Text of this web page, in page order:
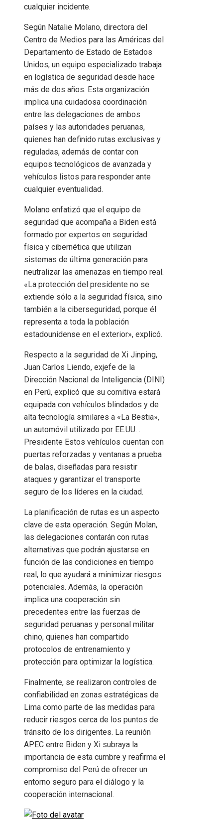
cualquier incidente.
Según Natalie Molano, directora del
Centro de Medios para las Américas del
Departamento de Estado de Estados
Unidos, un equipo especializado trabaja
en logística de seguridad desde hace
más de dos años. Esta organización
implica una cuidadosa coordinación
entre las delegaciones de ambos
países y las autoridades peruanas,
quienes han definido rutas exclusivas y
reguladas, además de contar con
equipos tecnológicos de avanzada y
vehículos listos para responder ante
cualquier eventualidad.
Molano enfatizó que el equipo de
seguridad que acompaña a Biden está
formado por expertos en seguridad
física y cibernética que utilizan
sistemas de última generación para
neutralizar las amenazas en tiempo real.
«La protección del presidente no se
extiende sólo a la seguridad física, sino
también a la ciberseguridad, porque él
representa a toda la población
estadounidense en el exterior», explicó.
Respecto a la seguridad de Xi Jinping,
Juan Carlos Liendo, exjefe de la
Dirección Nacional de Inteligencia (DINI)
en Perú, explicó que su comitiva estará
equipada con vehículos blindados y de
alta tecnología similares a «La Bestia»,
un automóvil utilizado por EE.UU. .
Presidente Estos vehículos cuentan con
puertas reforzadas y ventanas a prueba
de balas, diseñadas para resistir
ataques y garantizar el transporte
seguro de los líderes en la ciudad.
La planificación de rutas es un aspecto
clave de esta operación. Según Molan,
las delegaciones contarán con rutas
alternativas que podrán ajustarse en
función de las condiciones en tiempo
real, lo que ayudará a minimizar riesgos
potenciales. Además, la operación
implica una cooperación sin
precedentes entre las fuerzas de
seguridad peruanas y personal militar
chino, quienes han compartido
protocolos de entrenamiento y
protección para optimizar la logística.
Finalmente, se realizaron controles de
confiabilidad en zonas estratégicas de
Lima como parte de las medidas para
reducir riesgos cerca de los puntos de
tránsito de los dirigentes. La reunión
APEC entre Biden y Xi subraya la
importancia de esta cumbre y reafirma el
compromiso del Perú de ofrecer un
entorno seguro para el diálogo y la
cooperación internacional.